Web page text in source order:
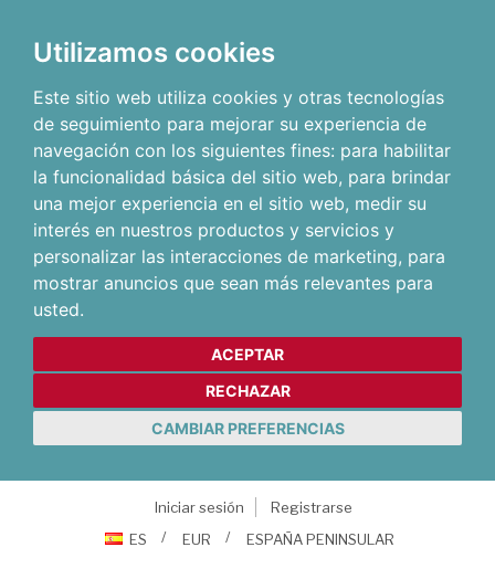
Utilizamos cookies
Este sitio web utiliza cookies y otras tecnologías
de seguimiento para mejorar su experiencia de
navegación con los siguientes fines: para habilitar
la funcionalidad básica del sitio web, para brindar
una mejor experiencia en el sitio web, medir su
interés en nuestros productos y servicios y
personalizar las interacciones de marketing, para
mostrar anuncios que sean más relevantes para
usted.
ACEPTAR
RECHAZAR
CAMBIAR PREFERENCIAS
Iniciar sesión
Registrarse
ES
EUR ESPAÑA PENINSULAR